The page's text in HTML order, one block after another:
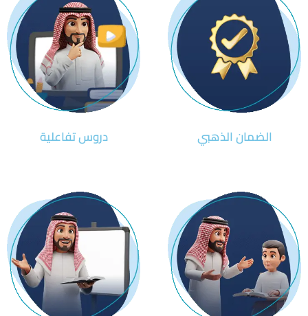
الضمان الذهبي دروس تفاعلية